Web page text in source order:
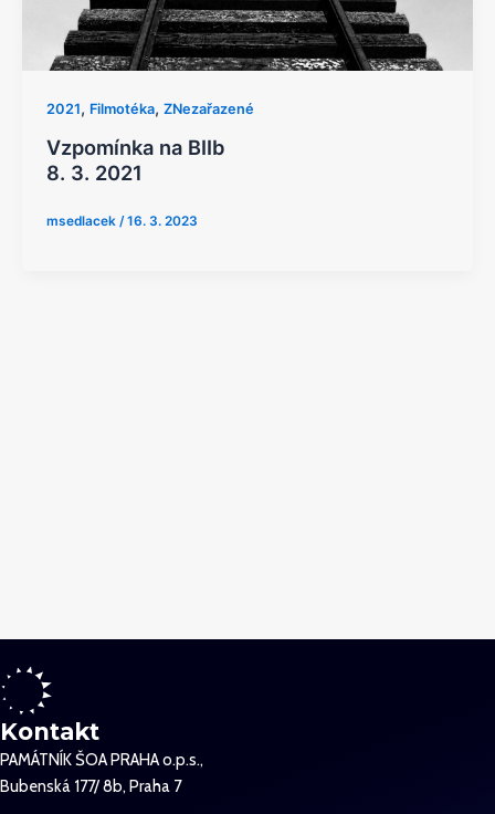
2021, Filmotéka, ZNezařazené
Vzpomínka na BIIb
8. 3. 2021
msedlacek /16. 3. 2023
Kontakt
PAMÁTNÍK ŠOA PRAHA o.p.s.,
Bubenská 177/ 8b, Praha 7